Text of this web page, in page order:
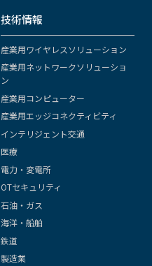
技術情報
産業用ワイヤレスソリューション
産業用ネットワークソリューショ
ン
産業用コンピューター
産業用エッジコネクティビティ
インテリジェント交通
医療
電力・変電所
OTセキュリティ
石油・ガス
海洋・船舶
鉄道
製造業